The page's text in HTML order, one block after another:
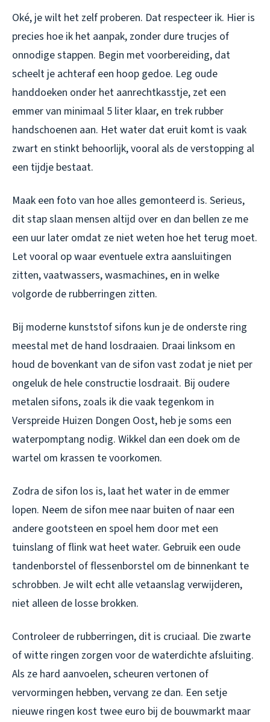
Oké, je wilt het zelf proberen. Dat respecteer ik. Hier is
precies hoe ik het aanpak, zonder dure trucjes of
onnodige stappen. Begin met voorbereiding, dat
scheelt je achteraf een hoop gedoe. Leg oude
handdoeken onder het aanrechtkasstje, zet een
emmer van minimaal 5 liter klaar, en trek rubber
handschoenen aan. Het water dat eruit komt is vaak
zwart en stinkt behoorlijk, vooral als de verstopping al
een tijdje bestaat.
Maak een foto van hoe alles gemonteerd is. Serieus,
dit stap slaan mensen altijd over en dan bellen ze me
een uur later omdat ze niet weten hoe het terug moet.
Let vooral op waar eventuele extra aansluitingen
zitten, vaatwassers, wasmachines, en in welke
volgorde de rubberringen zitten.
Bij moderne kunststof sifons kun je de onderste ring
meestal met de hand losdraaien. Draai linksom en
houd de bovenkant van de sifon vast zodat je niet per
ongeluk de hele constructie losdraait. Bij oudere
metalen sifons, zoals ik die vaak tegenkom in
Verspreide Huizen Dongen Oost, heb je soms een
waterpomptang nodig. Wikkel dan een doek om de
wartel om krassen te voorkomen.
Zodra de sifon los is, laat het water in de emmer
lopen. Neem de sifon mee naar buiten of naar een
andere gootsteen en spoel hem door met een
tuinslang of flink wat heet water. Gebruik een oude
tandenborstel of flessenborstel om de binnenkant te
schrobben. Je wilt echt alle vetaanslag verwijderen,
niet alleen de losse brokken.
Controleer de rubberringen, dit is cruciaal. Die zwarte
of witte ringen zorgen voor de waterdichte afsluiting.
Als ze hard aanvoelen, scheuren vertonen of
vervormingen hebben, vervang ze dan. Een setje
nieuwe ringen kost twee euro bij de bouwmarkt maar